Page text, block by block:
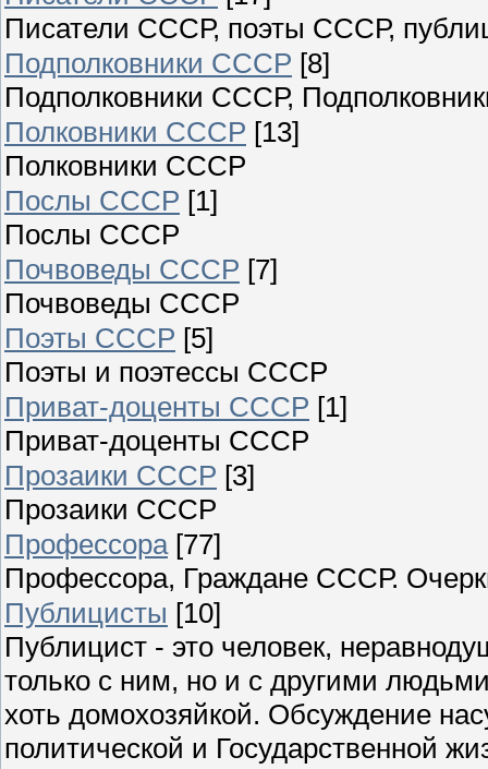
Писатели СССР, поэты СССР,
Подполковники СССР [8]
Подполковники СССР,
Полковники СССР [13]
Полковники СССР
Послы СССР [1]
Послы СССР
Почвоведы СССР [7]
Почвоведы СССР
Поэты СССР [5]
Поэты и поэтессы СССР
Приват-доценты СССР [1]
Приват-доценты СССР
Прозаики СССР [3]
Прозаики СССР
Профессора [77]
Профессора, Граждане СССР.
Публицисты [10]
Публицист - это человек,
только с ним, но и с другими
хоть домохозяйкой. Обсуждение
политической и Государственной